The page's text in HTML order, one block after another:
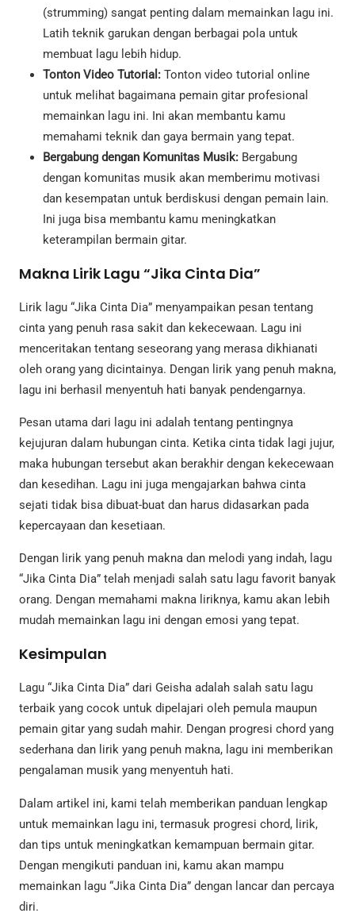
(strumming) sangat penting dalam memainkan lagu ini.
Latih teknik garukan dengan berbagai pola untuk
membuat lagu lebih hidup.
Tonton Video Tutorial: Tonton video tutorial online
untuk melihat bagaimana pemain gitar profesional
memainkan lagu ini. Ini akan membantu kamu
memahami teknik dan gaya bermain yang tepat.
Bergabung dengan Komunitas Musik: Bergabung
dengan komunitas musik akan memberimu motivasi
dan kesempatan untuk berdiskusi dengan pemain lain.
Ini juga bisa membantu kamu meningkatkan
keterampilan bermain gitar.
Makna Lirik Lagu “Jika Cinta Dia”
Lirik lagu “Jika Cinta Dia” menyampaikan pesan tentang
cinta yang penuh rasa sakit dan kekecewaan. Lagu ini
menceritakan tentang seseorang yang merasa dikhianati
oleh orang yang dicintainya. Dengan lirik yang penuh makna,
lagu ini berhasil menyentuh hati banyak pendengarnya.
Pesan utama dari lagu ini adalah tentang pentingnya
kejujuran dalam hubungan cinta. Ketika cinta tidak lagi jujur,
maka hubungan tersebut akan berakhir dengan kekecewaan
dan kesedihan. Lagu ini juga mengajarkan bahwa cinta
sejati tidak bisa dibuat-buat dan harus didasarkan pada
kepercayaan dan kesetiaan.
Dengan lirik yang penuh makna dan melodi yang indah, lagu
“Jika Cinta Dia” telah menjadi salah satu lagu favorit banyak
orang. Dengan memahami makna liriknya, kamu akan lebih
mudah memainkan lagu ini dengan emosi yang tepat.
Kesimpulan
Lagu “Jika Cinta Dia” dari Geisha adalah salah satu lagu
terbaik yang cocok untuk dipelajari oleh pemula maupun
pemain gitar yang sudah mahir. Dengan progresi chord yang
sederhana dan lirik yang penuh makna, lagu ini memberikan
pengalaman musik yang menyentuh hati.
Dalam artikel ini, kami telah memberikan panduan lengkap
untuk memainkan lagu ini, termasuk progresi chord, lirik,
dan tips untuk meningkatkan kemampuan bermain gitar.
Dengan mengikuti panduan ini, kamu akan mampu
memainkan lagu “Jika Cinta Dia” dengan lancar dan percaya
diri.